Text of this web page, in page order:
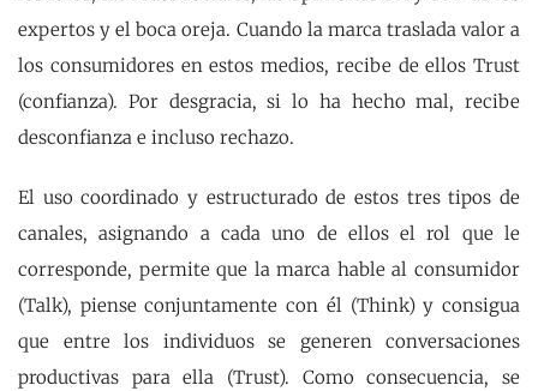
expertos y el boca oreja. Cuando la marca traslada valor a
los consumidores en estos medios, recibe de ellos Trust
(confianza). Por desgracia, si lo ha hecho mal, recibe
desconfianza e incluso rechazo.
El uso coordinado y estructurado de estos tres tipos de
canales, asignando a cada uno de ellos el rol que le
corresponde, permite que la marca hable al consumidor
(Talk), piense conjuntamente con él (Think) y consigua
que entre los individuos se generen conversaciones
productivas para ella (Trust). Como consecuencia, se